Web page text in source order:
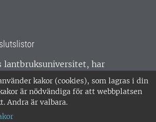
kakor (cookies), som lagras i din
är nödvändiga för att webbplatsen
Andra är valbara.
lantbruksuniversitet, har
hela Sverige. Huvudorter är
och Umeå.SLU är
enligt ISO 14001. •
Org nr: 202100-2817 •